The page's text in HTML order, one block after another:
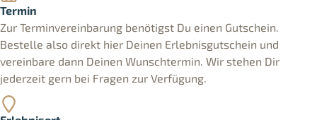
Termin
Zur Terminvereinbarung benötigst Du einen Gutschein.
Bestelle also direkt hier Deinen Erlebnisgutschein und
vereinbare dann Deinen Wunschtermin. Wir stehen Dir
jederzeit gern bei Fragen zur Verfügung.